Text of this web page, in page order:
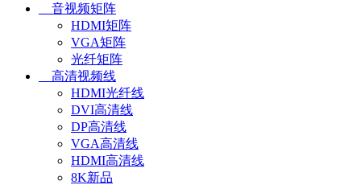
音视频矩阵
HDMI矩阵
VGA矩阵
光纤矩阵
高清视频线
HDMI光纤线
DVI高清线
DP高清线
VGA高清线
HDMI高清线
8K新品